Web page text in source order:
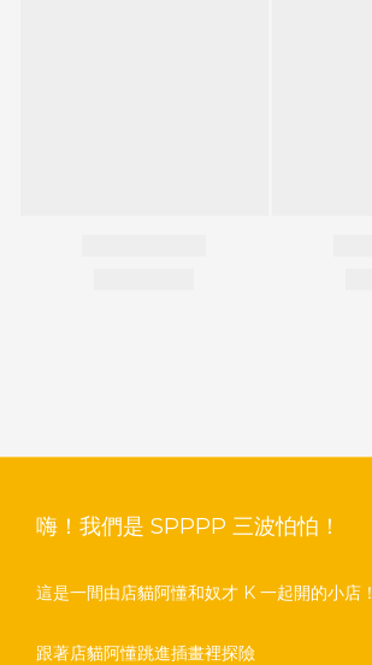
嗨！我們是 SPPPP 三波怕怕！
這是一間由店貓阿懂和奴才 K 一起開的小店！
跟著店貓阿懂跳進插畫裡探險